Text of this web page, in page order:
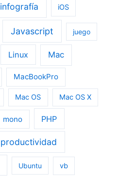
infografía iOS
Javascript juego
Linux Mac
MacBookPro
Mac OS Mac OS X
mono PHP
productividad
Ubuntu vb